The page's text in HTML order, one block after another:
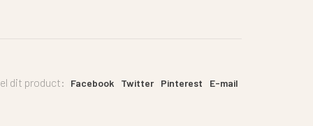
dit product: Facebook Twitter Pinterest E-mail